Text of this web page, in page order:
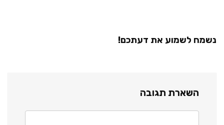
נשמח לשמוע את דעתכם!
השארת תגובה